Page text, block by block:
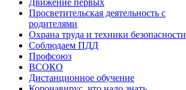
Движение первых
Просветительская деятельность с
родителями
Охрана труда и техники безопасности
Соблюдаем ПДД
Профсоюз
ВСОКО
Дистанционное обучение